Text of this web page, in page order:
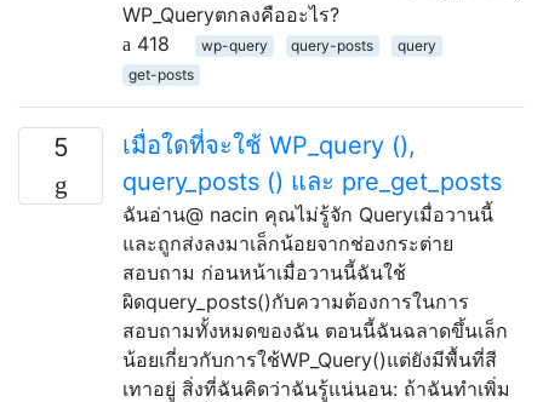
WP_Queryตกลงคืออะไร?
418
wp-query query-posts
query
get-posts
5
เมื่อใดที่จะใช้ WP_query (),
query_posts () และ pre_get_posts
ฉันอ่าน@ nacin คุณไม่รู้จัก Queryเมื่อวานนี้
และถูกส่งลงมาเล็กน้อยจากช่องกระต่าย
สอบถาม ก่อนหน้าเมื่อวานนี้ฉันใช้
ผิดquery_posts()กับความต้องการในการ
สอบถามทั้งหมดของฉัน ตอนนี้ฉันฉลาดขึ้นเล็ก
น้อยเกี่ยวกับการใช้WP_Query()แต่ยังมีพื้นที่สี
เทาอยู่ สิ่งที่ฉันคิดว่าฉันรู้แน่นอน: ถ้าฉันทำเพิ่ม